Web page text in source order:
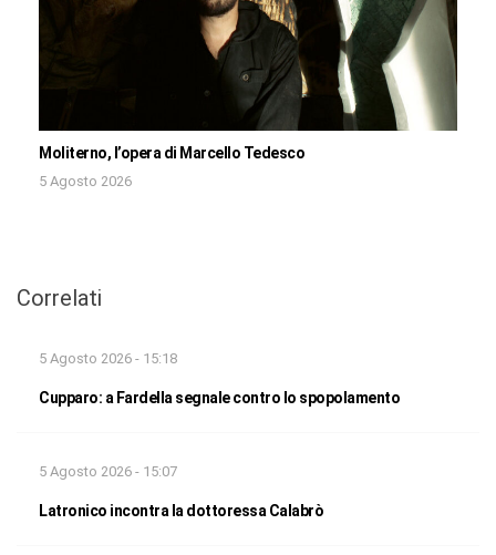
Moliterno, l’opera di Marcello Tedesco
5 Agosto 2026
Correlati
5 Agosto 2026 - 15:18
Cupparo: a Fardella segnale contro lo spopolamento
5 Agosto 2026 - 15:07
Latronico incontra la dottoressa Calabrò